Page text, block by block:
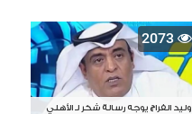
2073
وليد الفراج يوجه رسالة شكر لـ الأهلي